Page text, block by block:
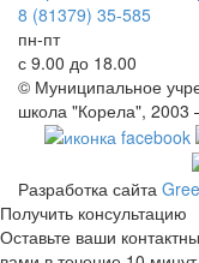
8 (81379) 35-585
пн-пт
с 9.00 до 18.00
© Муниципальное
школа "Корела", 2003
Разработка сайта
Получить консультацию
Оставьте ваши